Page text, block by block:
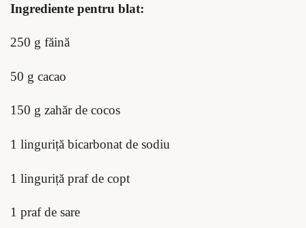
Ingrediente pentru blat:
250 g făină
50 g cacao
150 g zahăr de cocos
1 linguriță bicarbonat de sodiu
1 linguriță praf de copt
1 praf de sare